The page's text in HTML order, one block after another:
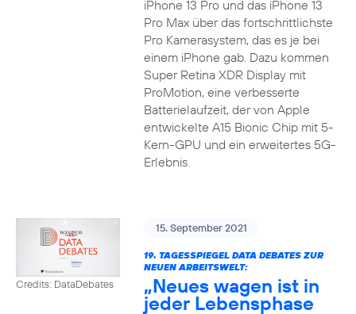
iPhone 13 Pro und das iPhone 13
Pro Max über das fortschrittlichste
Pro Kamerasystem, das es je bei
einem iPhone gab. Dazu kommen
Super Retina XDR Display mit
ProMotion, eine verbesserte
Batterielaufzeit, der von Apple
entwickelte A15 Bionic Chip mit 5-
Kern-GPU und ein erweitertes 5G-
Erlebnis.
Credits: DataDebates
15. September 2021
19. TAGESSPIEGEL DATA DEBATES ZUR
NEUEN ARBEITSWELT:
„Neues wagen ist in
jeder Lebensphase